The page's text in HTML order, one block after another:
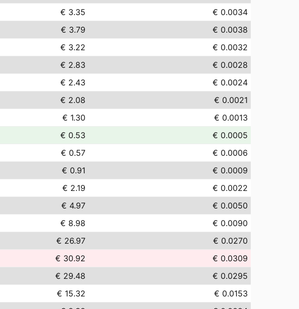
€ 3.35
€ 0.0034
€ 3.79
€ 0.0038
€ 3.22
€ 0.0032
€ 2.83
€ 0.0028
€ 2.43
€ 0.0024
€ 2.08
€ 0.0021
€ 1.30
€ 0.0013
€ 0.53
€ 0.0005
€ 0.57
€ 0.0006
€ 0.91
€ 0.0009
€ 2.19
€ 0.0022
€ 4.97
€ 0.0050
€ 8.98
€ 0.0090
€ 26.97
€ 0.0270
€ 30.92
€ 0.0309
€ 29.48
€ 0.0295
€ 15.32
€ 0.0153